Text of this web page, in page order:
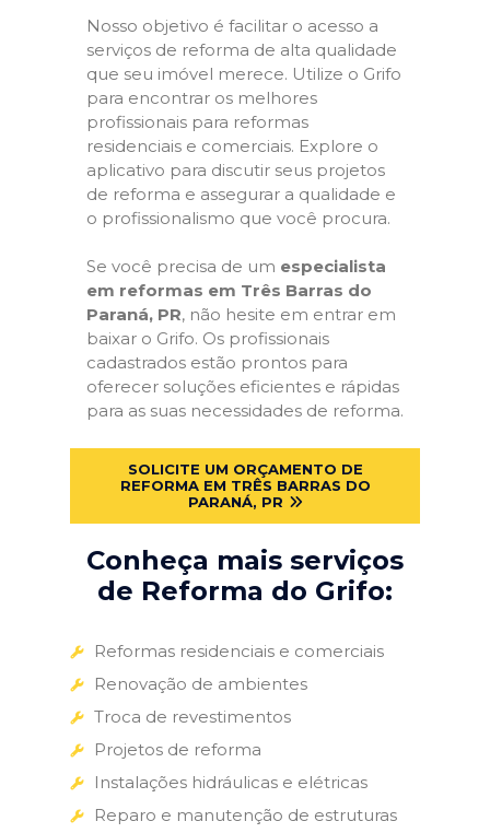
Nosso objetivo é facilitar o acesso a
serviços de reforma de alta qualidade
que seu imóvel merece. Utilize o Grifo
para encontrar os melhores
profissionais para reformas
residenciais e comerciais. Explore o
aplicativo para discutir seus projetos
de reforma e assegurar a qualidade e
o profissionalismo que você procura.
Se você precisa de um especialista
em reformas em Três Barras do
Paraná, PR, não hesite em entrar em
baixar o Grifo. Os profissionais
cadastrados estão prontos para
oferecer soluções eficientes e rápidas
para as suas necessidades de reforma.
SOLICITE UM ORÇAMENTO DE
REFORMA EM TRÊS BARRAS DO
PARANÁ, PR
Conheça mais serviços
de Reforma do Grifo:
Reformas residenciais e comerciais
Renovação de ambientes
Troca de revestimentos
Projetos de reforma
Instalações hidráulicas e elétricas
Reparo e manutenção de estruturas